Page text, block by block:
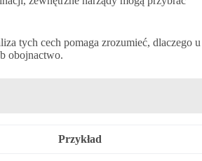
tych cech pomaga zrozumieć, dlaczego u
obojnactwo.
Przykład